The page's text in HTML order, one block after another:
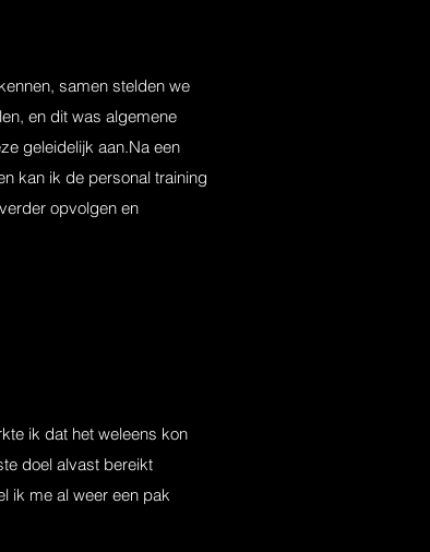
samen stelden we
en dit was algemene
geleidelijk aan.Na een
kan ik de personal training
opvolgen en
ik dat het weleens kon
doel alvast bereikt
ik me al weer een pak